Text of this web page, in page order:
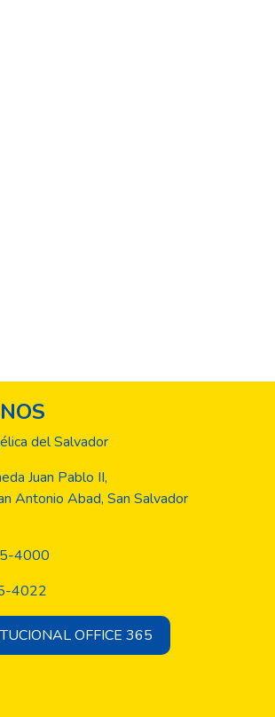
del Salvador
Juan Pablo II,
Antonio Abad, San Salvador
4000
4022
OFFICE 365